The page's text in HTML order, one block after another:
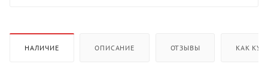
НАЛИЧИЕ ОПИСАНИЕ ОТЗЫВЫ КАК